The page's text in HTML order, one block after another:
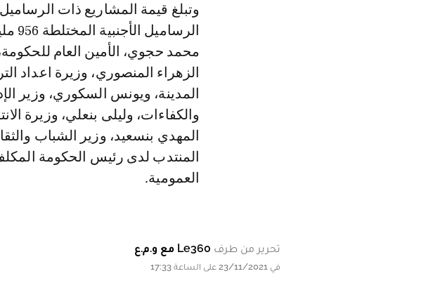
محمد حجوي، الأمين العام
الزهراء المنصوري، وزيرة اعداد
المدينة، ويونس السكوري، وزير
والكفاءات، وليلى بنعلي، وزيرة
المهدي بنسعيد، وزير الشباب
المنتدب لدى رئيس الحكومة المكلف
العمومية.
تحرير من طرف Le360 مع و.م.ع
في 23/11/2021 على الساعة 17:33